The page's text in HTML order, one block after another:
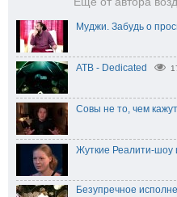
Муджи. Забудь о
ATB - Dedicated
Совы не то, чем
Жуткие Реалити-шоу
Безупречное